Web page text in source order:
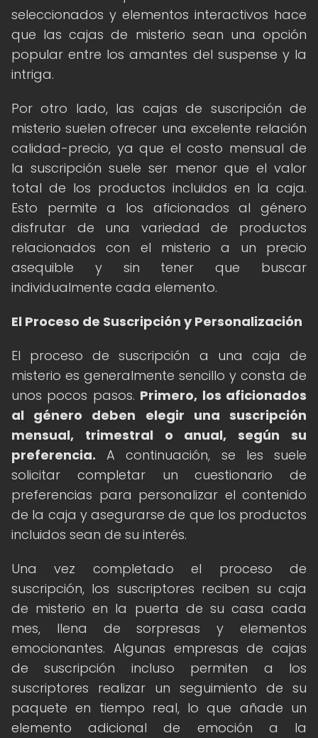
seleccionados y elementos interactivos hace
que las cajas de misterio sean una opción
popular entre los amantes del suspense y la
intriga.
Por otro lado, las cajas de suscripción de
misterio suelen ofrecer una excelente relación
calidad-precio, ya que el costo mensual de
la suscripción suele ser menor que el valor
total de los productos incluidos en la caja.
Esto permite a los aficionados al género
disfrutar de una variedad de productos
relacionados con el misterio a un precio
asequible y sin tener que buscar
individualmente cada elemento.
El Proceso de Suscripción y Personalización
El proceso de suscripción a una caja de
misterio es generalmente sencillo y consta de
unos pocos pasos. Primero, los aficionados
al género deben elegir una suscripción
mensual, trimestral o anual, según su
preferencia. A continuación, se les suele
solicitar completar un cuestionario de
preferencias para personalizar el contenido
de la caja y asegurarse de que los productos
incluidos sean de su interés.
Una vez completado el proceso de
suscripción, los suscriptores reciben su caja
de misterio en la puerta de su casa cada
mes, llena de sorpresas y elementos
emocionantes. Algunas empresas de cajas
de suscripción incluso permiten a los
suscriptores realizar un seguimiento de su
paquete en tiempo real, lo que añade un
elemento adicional de emoción a la